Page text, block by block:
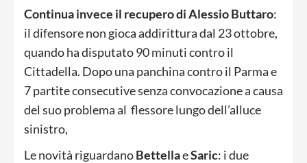
Continua invece il recupero di Alessio Buttaro:
il difensore non gioca addirittura dal 23 ottobre,
quando ha disputato 90 minuti contro il
Cittadella. Dopo una panchina contro il Parma e
7 partite consecutive senza convocazione a causa
del suo problema al flessore lungo dell’alluce
sinistro,
Le novità riguardanoBettellaeSaric: i due